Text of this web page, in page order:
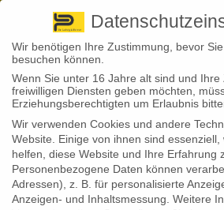
+ 49 3501 528571 |
Back to News
24
Sep.
Stephan Fröhlich
Wir benötigen Ihre Zustimmung, bevor
besuchen können.
Wenn Sie unter 16 Jahre alt sind und Ihre
freiwilligen Diensten geben möchten,
Erziehungsberechtigten um Erlaubnis
Wir verwenden Cookies und andere
Website. Einige von ihnen sind
helfen, diese Website und Ihre Erfahrung
Personenbezogene Daten können
Adressen), z. B. für personalisierte
Anzeigen- und Inhaltsmessung. Weitere